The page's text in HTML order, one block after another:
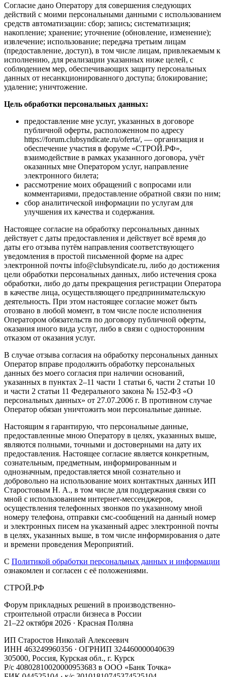
Согласие дано Оператору для совершения следующих
действий с моими персональными данными с использованием
средств автоматизации: сбор; запись; систематизация;
накопление; хранение; уточнение (обновление, изменение);
извлечение; использование; передача третьим лицам
(предоставление, доступ), в том числе лицам, привлекаемым к
исполнению, для реализации указанных ниже целей, с
соблюдением мер, обеспечивающих защиту персональных
данных от несанкционированного доступа; блокирование;
удаление; уничтожение.
Цель обработки персональных данных:
предоставление мне услуг, указанных в договоре
публичной оферты, расположенном по адресу
https://forum.clubsyndicate.ru/oferta/, — организация и
обеспечение участия в форуме «СТРОЙ.РФ»,
взаимодействие в рамках указанного договора, учёт
оказанных мне Оператором услуг, направление
электронного билета;
рассмотрение моих обращений с вопросами или
комментариями, предоставление обратной связи по ним;
сбор аналитической информации по услугам для
улучшения их качества и содержания.
Настоящее согласие на обработку персональных данных
действует с даты предоставления и действует всё время до
даты его отзыва путём направления соответствующего
уведомления в простой письменной форме на адрес
электронной почты info@clubsyndicate.ru, либо до достижения
цели обработки персональных данных, либо истечения срока
обработки, либо до даты прекращения регистрации Оператора
в качестве лица, осуществляющего предпринимательскую
деятельность. При этом настоящее согласие может быть
отозвано в любой момент, в том числе после исполнения
Оператором обязательств по договору публичной оферты,
оказания иного вида услуг, либо в связи с односторонним
отказом от оказания услуг.
В случае отзыва согласия на обработку персональных данных
Оператор вправе продолжить обработку персональных
данных без моего согласия при наличии оснований,
указанных в пунктах 2–11 части 1 статьи 6, части 2 статьи 10
и части 2 статьи 11 Федерального закона № 152-ФЗ «О
персональных данных» от 27.07.2006 г. В противном случае
Оператор обязан уничтожить мои персональные данные.
Настоящим я гарантирую, что персональные данные,
предоставленные мною Оператору в целях, указанных выше,
являются полными, точными и достоверными на дату их
предоставления. Настоящее согласие является конкретным,
сознательным, предметным, информированным и
однозначным, предоставляется мной сознательно и
добровольно на использование моих контактных данных ИП
Старостовым Н. А., в том числе для поддержания связи со
мной с использованием интернет-мессенджеров,
осуществления телефонных звонков по указанному мной
номеру телефона, отправки смс-сообщений на данный номер
и электронных писем на указанный адрес электронной почты
в целях, указанных выше, в том числе информирования о дате
и времени проведения Мероприятий.
С Политикой обработки персональных данных и информации
ознакомлен и согласен с её положениями.
СТРОЙ.РФ
Форум прикладных решений в производственно-
строительной отрасли бизнеса в России
21–22 октября 2026 · Красная Поляна
ИП Старостов Николай Алексеевич
ИНН 463249960356 · ОГРНИП 324460000040639
305000, Россия, Курская обл., г. Курск
Р/с 40802810020000953683 в ООО «Банк Точка»